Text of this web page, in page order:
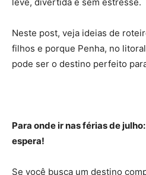
Neste post, veja ideias de
filhos e porque Penha, no
pode ser o destino perfeito
Para onde ir nas férias de
espera!
Se você busca um destino